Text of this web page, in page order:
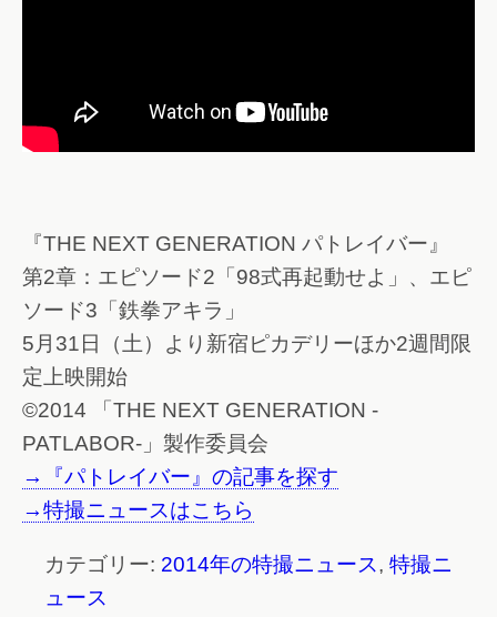
『THE NEXT GENERATION パトレイバー』
第2章：エピソード2「98式再起動せよ」、エピ
ソード3「鉄拳アキラ」
5月31日（土）より新宿ピカデリーほか2週間限
定上映開始
©2014 「THE NEXT GENERATION -
PATLABOR-」製作委員会
→『パトレイバー』の記事を探す
→特撮ニュースはこちら
カテゴリー: 2014年の特撮ニュース, 特撮ニ
ュース